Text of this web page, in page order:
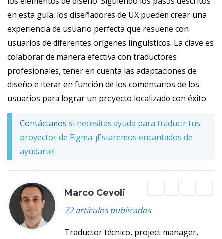
en esta guía, los diseñadores de UX pueden crear una
experiencia de usuario perfecta que resuene con
usuarios de diferentes orígenes lingüísticos. La clave es
colaborar de manera efectiva con traductores
profesionales, tener en cuenta las adaptaciones de
diseño e iterar en función de los comentarios de los
usuarios para lograr un proyecto localizado con éxito.
Contáctanos si necesitas ayuda para traducir tus
proyectos de Figma. ¡Estaremos encantados de
ayudarte!
Marco Cevoli
72 artículos publicados
Traductor técnico, project manager,